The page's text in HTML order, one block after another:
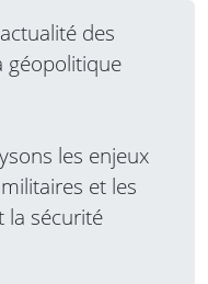
des
géopolitique
les enjeux
et les
la sécurité